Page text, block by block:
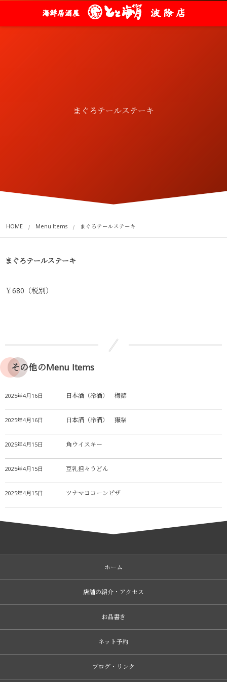
まぐろテールステーキ
HOME Menu Items まぐろテールステーキ
まぐろテールステーキ
￥680（税別）
その他のMenu Items
2025年4月16日 日本酒（冷酒） 梅錦
2025年4月16日 日本酒（冷酒） 獺祭
2025年4月15日 角ウイスキー
2025年4月15日 豆乳担々うどん
2025年4月15日 ツナマヨコーンピザ
ホーム
店舗の紹介・アクセス
お品書き
ネット予約
ブログ・リンク